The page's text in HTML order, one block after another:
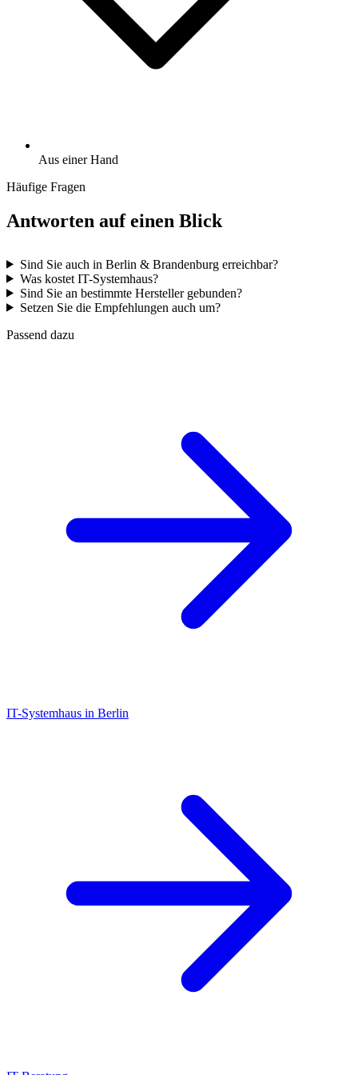
Aus einer Hand
Häufige Fragen
Antworten auf einen Blick
Sind Sie auch in Berlin & Brandenburg erreichbar?
Was kostet IT-Systemhaus?
Sind Sie an bestimmte Hersteller gebunden?
Setzen Sie die Empfehlungen auch um?
Passend dazu
IT-Systemhaus in Berlin